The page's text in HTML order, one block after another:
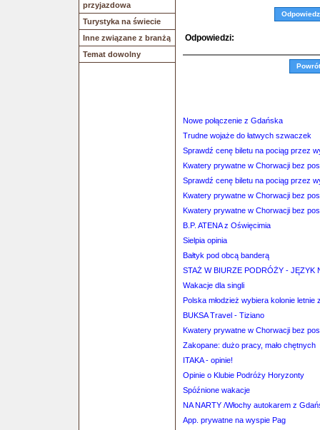
przyjazdowa
Turystyka na świecie
Inne związane z branżą
Temat dowolny
Odpowiedz
Odpowiedzi:
Nowe połączenie z Gdańska
Trudne wojaże do łatwych szwaczek
Sprawdź cenę biletu na pociąg przez
Kwatery prywatne w Chorwacji bez
Sprawdź cenę biletu na pociąg przez
Kwatery prywatne w Chorwacji bez
Kwatery prywatne w Chorwacji bez
B.P. ATENA z Oświęcimia
Sielpia opinia
Bałtyk pod obcą banderą
STAŻ W BIURZE PODRÓŻY - JĘZYK
Wakacje dla singli
Polska młodzież wybiera kolonie letnie
BUKSA Travel - Tiziano
Kwatery prywatne w Chorwacji bez
Zakopane: dużo pracy, mało chętnych
ITAKA - opinie!
Opinie o Klubie Podróży Horyzonty
Spóźnione wakacje
NA NARTY /Włochy autokarem z
App. prywatne na wyspie Pag